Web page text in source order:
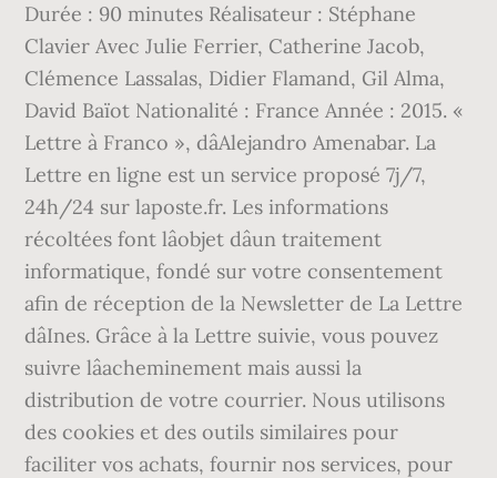
Durée : 90 minutes Réalisateur : Stéphane
Clavier Avec Julie Ferrier, Catherine Jacob,
Clémence Lassalas, Didier Flamand, Gil Alma,
David Baïot Nationalité : France Année : 2015. «
Lettre à Franco », dâAlejandro Amenabar. La
Lettre en ligne est un service proposé 7j/7,
24h/24 sur laposte.fr. Les informations
récoltées font lâobjet dâun traitement
informatique, fondé sur votre consentement
afin de réception de la Newsletter de La Lettre
dâInes. Grâce à la Lettre suivie, vous pouvez
suivre lâacheminement mais aussi la
distribution de votre courrier. Nous utilisons
des cookies et des outils similaires pour
faciliter vos achats, fournir nos services, pour